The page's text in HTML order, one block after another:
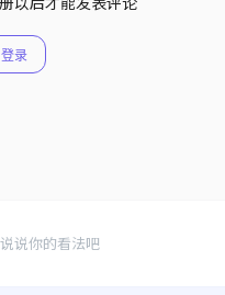
登录
说你的看法吧